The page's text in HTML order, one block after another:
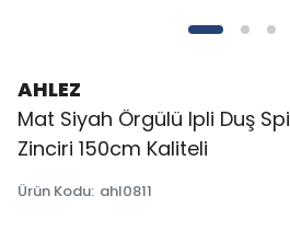
AHLEZ
Mat Siyah Örgülü Ipli Duş
Zinciri 150cm Kaliteli
Ürün Kodu: ahl0811